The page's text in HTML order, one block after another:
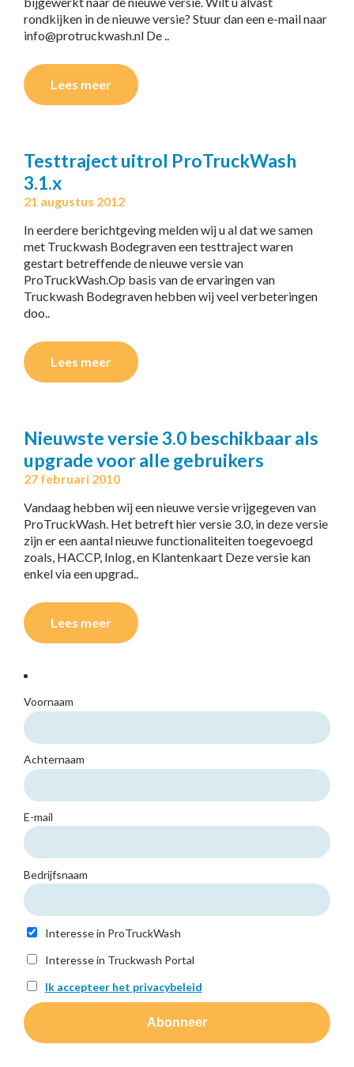
rondkijken in de nieuwe versie? Stuur dan een e-mail naar
info@protruckwash.nl De ..
Lees meer
Testtraject uitrol ProTruckWash
3.1.x
21 augustus 2012
In eerdere berichtgeving melden wij u al dat we samen
met Truckwash Bodegraven een testtraject waren
gestart betreffende de nieuwe versie van
ProTruckWash.Op basis van de ervaringen van
Truckwash Bodegraven hebben wij veel verbeteringen
doo..
Lees meer
Nieuwste versie 3.0 beschikbaar als
upgrade voor alle gebruikers
27 februari 2010
Vandaag hebben wij een nieuwe versie vrijgegeven van
ProTruckWash. Het betreft hier versie 3.0, in deze versie
zijn er een aantal nieuwe functionaliteiten toegevoegd
zoals, HACCP, Inlog, en Klantenkaart Deze versie kan
enkel via een upgrad..
Lees meer
Voornaam
Achternaam
E-mail
Bedrijfsnaam
Interesse in ProTruckWash
Interesse in Truckwash Portal
Ik accepteer het privacybeleid